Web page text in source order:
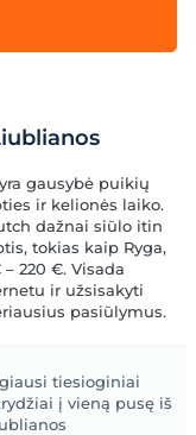
gausybė puikių
ir kelionės laiko.
dažnai siūlo itin
tokias kaip Ryga,
220 €. Visada
ir užsisakyti
pasiūlymus.
tiesioginiai
į vieną pusę iš